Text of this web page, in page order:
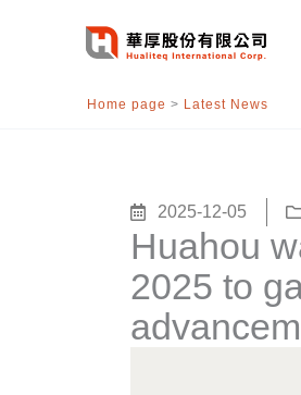
Home page > Latest News
2025-12-05
Huahou
2025 to